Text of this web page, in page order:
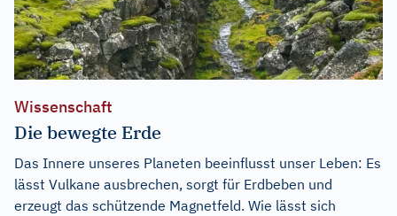
Wissenschaft
Die bewegte Erde
Das Innere unseres Planeten beeinflusst unser Leben: Es
lässt Vulkane ausbrechen, sorgt für Erdbeben und
erzeugt das schützende Magnetfeld. Wie lässt sich